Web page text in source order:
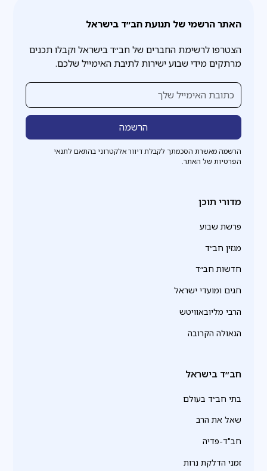
האתר הרשמי של תנועת חב״ד בישראל
הצטרפו לרשימת החברים של חב״ד בישראל וקבלו תכנים
מרתקים מידי שבוע ישירות לתיבת האימייל שלכם.
הרשמה מאשרת הסכמתך לקבלת דיוור אלקטרוני בהתאם לתנאי
הפרטיות של האתר.
מדורי תוכן
פרשת שבוע
מגזין חב״ד
חדשות חב״ד
חגים ומועדי ישראל
הרבי מליובאוויטש
הגאולה הקרובה
חב״ד בישראל
בתי חב״ד בעולם
שאל את הרב
חב"ד-פדיה
זמני הדלקת נרות